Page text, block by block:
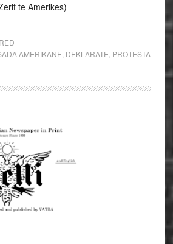
te Amerikes)
AMERIKANE DEKLARATE PROTESTA